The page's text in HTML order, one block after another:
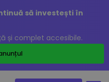
să investești în
și complet accesibile.